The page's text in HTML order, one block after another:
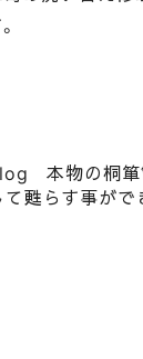
社長ブログ 飛
本物の桐箪
甦らす事がで